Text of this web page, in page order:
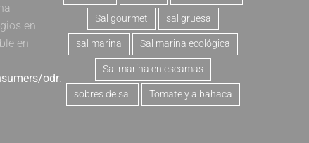
en
en
odr.
Sal gourmet sal gruesa
sal marina Sal marina ecológica
Sal marina en escamas
sobres de sal Tomate y albahaca